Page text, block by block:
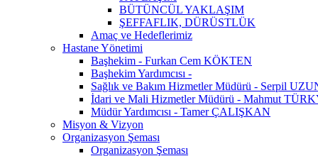
BÜTÜNCÜL YAKLAŞIM
ŞEFFAFLIK, DÜRÜSTLÜK
Amaç ve Hedeflerimiz
Hastane Yönetimi
Başhekim - Furkan Cem KÖKTEN
Başhekim Yardımcısı -
Sağlık ve Bakım Hizmetler Müdürü - Serpil
İdari ve Mali Hizmetler Müdürü - Mahmut
Müdür Yardımcısı - Tamer ÇALIŞKAN
Misyon & Vizyon
Organizasyon Şeması
Organizasyon Şeması